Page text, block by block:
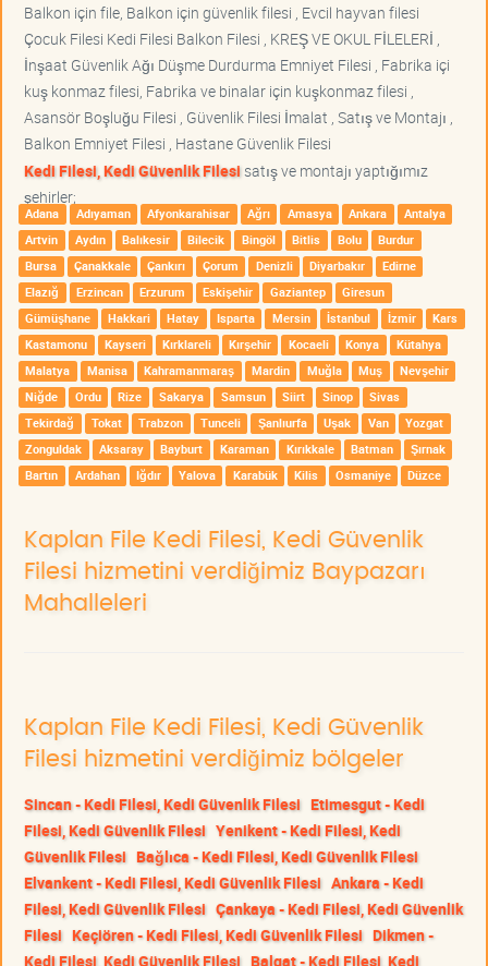
Balkon için file, Balkon için güvenlik filesi , Evcil hayvan filesi
Çocuk Filesi Kedi Filesi Balkon Filesi , KREŞ VE OKUL FİLELERİ ,
İnşaat Güvenlik Ağı Düşme Durdurma Emniyet Filesi , Fabrika içi
kuş konmaz filesi, Fabrika ve binalar için kuşkonmaz filesi ,
Asansör Boşluğu Filesi , Güvenlik Filesi İmalat , Satış ve Montajı ,
Balkon Emniyet Filesi , Hastane Güvenlik Filesi
Kedi Filesi, Kedi Güvenlik Filesisatış ve montajı yaptığımız
şehirler;
Adana Adıyaman Afyonkarahisar Ağrı Amasya Ankara
Antalya
Artvin
Aydın Balıkesir Bilecik Bingöl Bitlis Bolu
Burdur
Bursa
Çanakkale Çankırı Çorum Denizli Diyarbakır
Edirne
Elazığ
Erzincan Erzurum Eskişehir Gaziantep
Giresun
Gümüşhane
Hakkari Hatay Isparta Mersin İstanbul İzmir
Kars
Kastamonu
Kayseri Kırklareli Kırşehir Kocaeli Konya
Kütahya
Malatya
Manisa Kahramanmaraş Mardin Muğla Muş
Nevşehir
Niğde
Ordu Rize Sakarya Samsun Siirt Sinop
Sivas
Tekirdağ
Tokat Trabzon Tunceli Şanlıurfa Uşak Van
Yozgat
Zonguldak
Aksaray Bayburt Karaman Kırıkkale Batman
Şırnak
Bartın
Ardahan Iğdır Yalova Karabük Kilis Osmaniye Düzce
Kaplan File Kedi Filesi, Kedi Güvenlik
Filesi hizmetini verdiğimiz Baypazarı
Mahalleleri
Kaplan File Kedi Filesi, Kedi Güvenlik
Filesi hizmetini verdiğimiz bölgeler
Sincan - Kedi Filesi, Kedi Güvenlik Filesi Etimesgut - Kedi
Filesi, Kedi Güvenlik Filesi Yenikent - Kedi Filesi, Kedi
Güvenlik Filesi Bağlıca - Kedi Filesi, Kedi Güvenlik Filesi
Elvankent - Kedi Filesi, Kedi Güvenlik Filesi Ankara - Kedi
Filesi, Kedi Güvenlik Filesi Çankaya - Kedi Filesi, Kedi Güvenlik
Filesi Keçiören - Kedi Filesi, Kedi Güvenlik Filesi Dikmen -
Kedi Filesi, Kedi Güvenlik Filesi Balgat - Kedi Filesi, Kedi